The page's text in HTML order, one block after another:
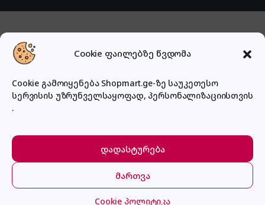
Cookie ფაილებზე წვდომა
Cookie გამოიყენება Shopmart.ge-ზე საუკეთესო
სერვისის უზრუნველსაყოფად, პერსონალიზაციისთვის
.
დადასტურება
მართვა
Cookie პოლიტიკა
მთავარი კატეგორიები კალათა შესვლა